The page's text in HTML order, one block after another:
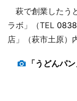
萩で創業したう
ラボ」（TEL
店」（萩市土原）
「うどんパ